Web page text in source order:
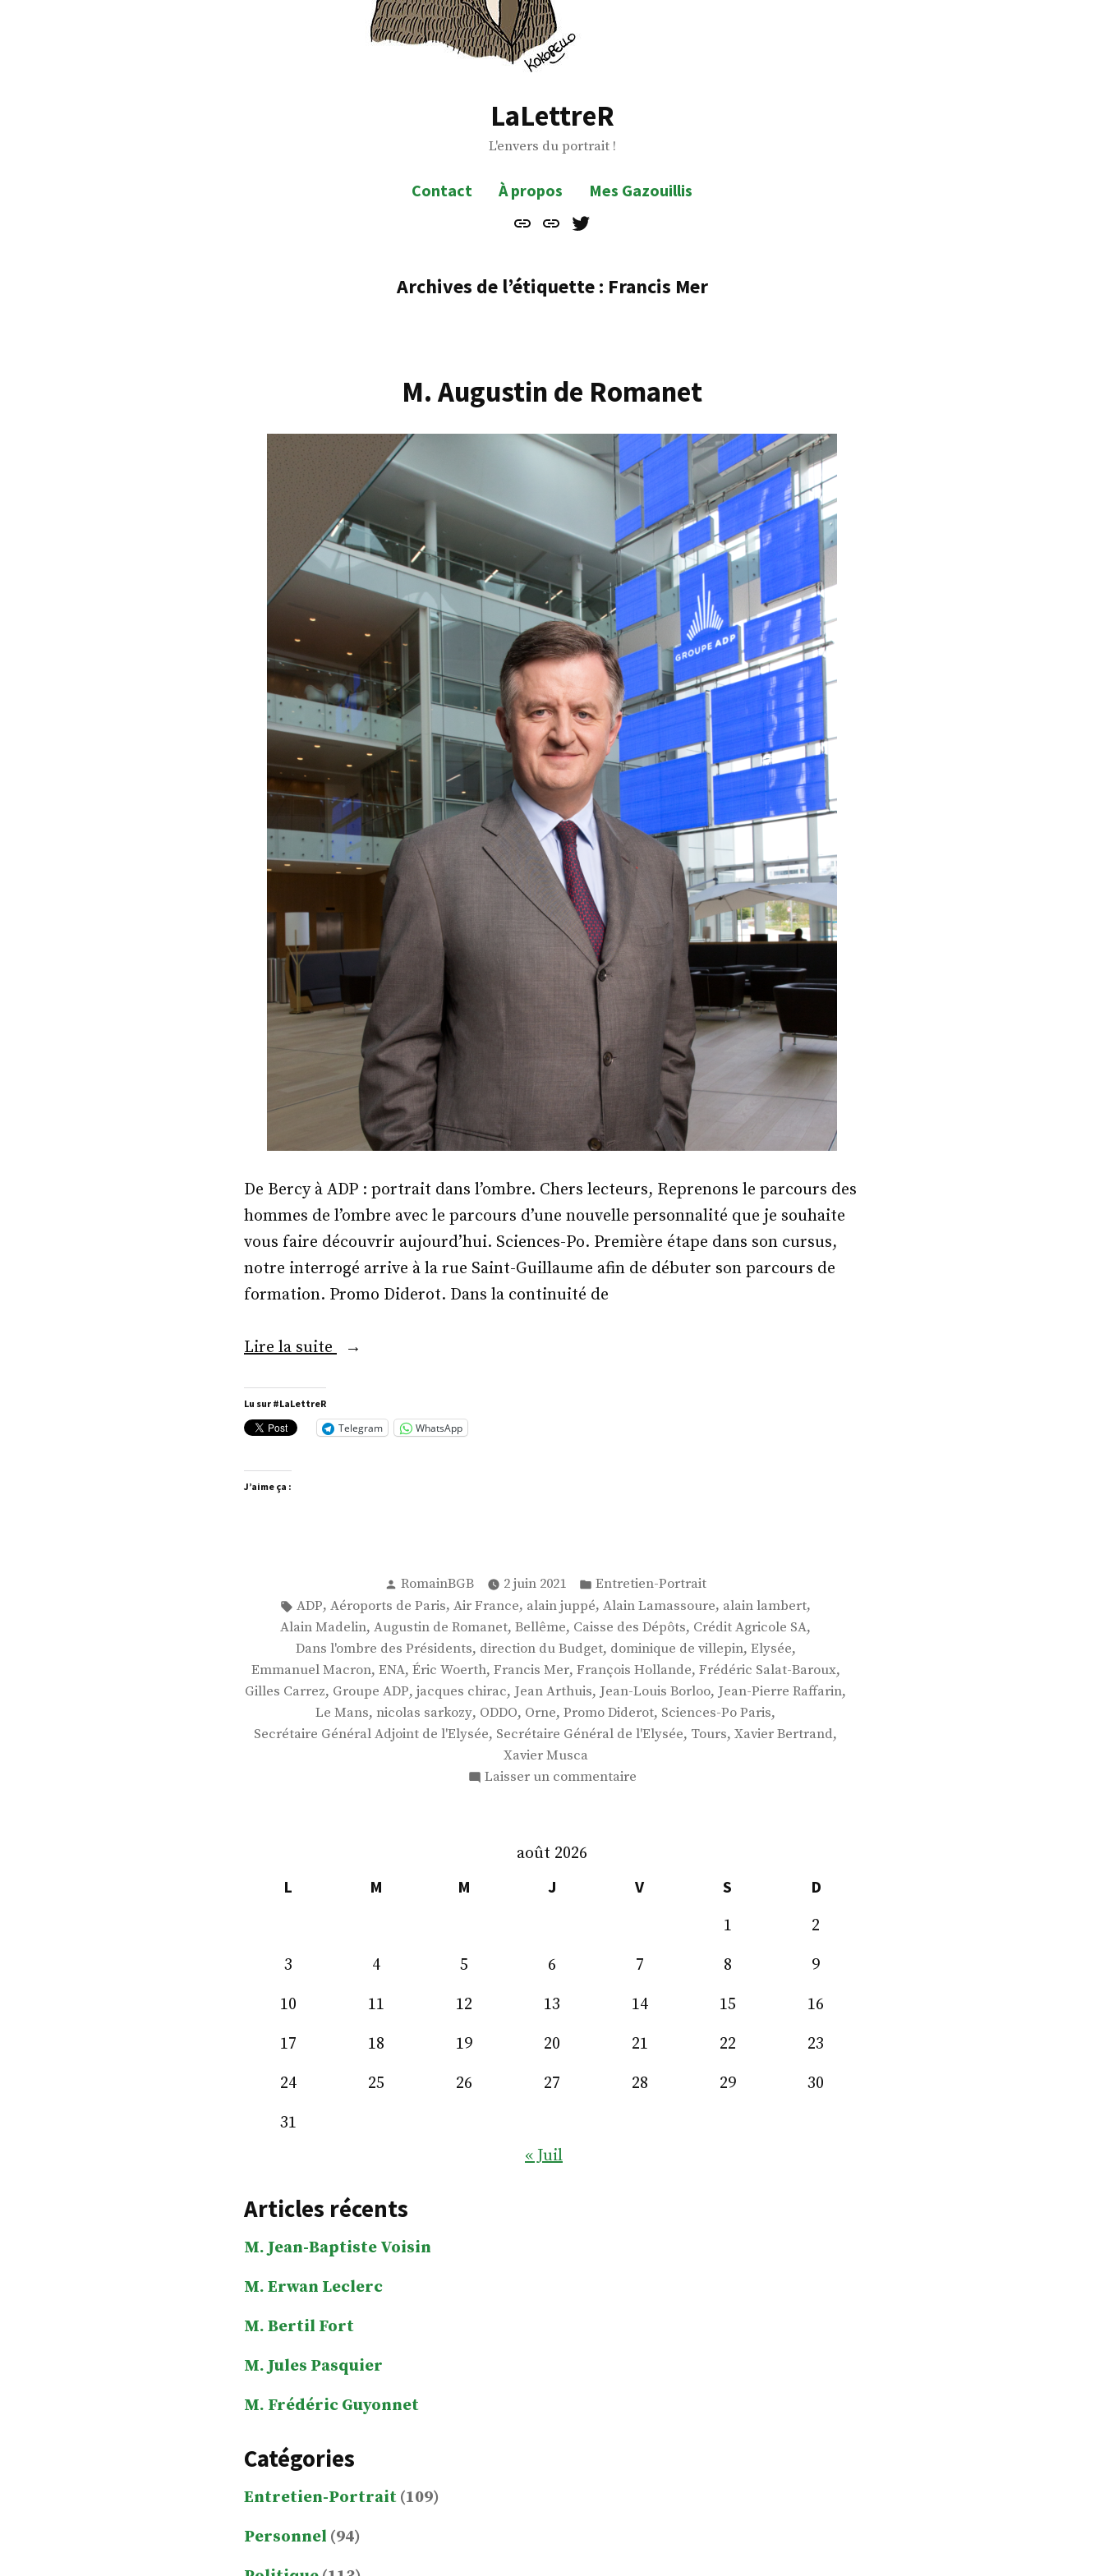
LaLettreR
L'envers du portrait !
Contact À propos
Mes Gazouillis
Contact
À
Mes
Archives de l’étiquette : Francis Mer
M. Augustin de Romanet
De Bercy à ADP : portrait dans l’ombre. Chers lecteurs, Reprenons le parcours des
hommes de l’ombre avec le parcours d’une nouvelle personnalité que je souhaite
vous faire découvrir aujourd’hui. Sciences-Po. Première étape dans son cursus,
notre interrogé arrive à la rue Saint-Guillaume afin de débuter son parcours de
formation. Promo Diderot. Dans la continuité de
Lire la suite « M.
Romanet »
Lu sur #LaLettreR
Telegram WhatsApp
J’aime ça :
Publié
par
RomainBGB 2 juin 2021
Publié
dans
Entretien-Portrait
Étiquettes :
ADP, Aéroports de Paris, Air France, alain juppé, Alain Lamassoure, alain lambert,
Alain Madelin, Augustin de Romanet, Bellême, Caisse des Dépôts, Crédit Agricole SA,
Dans l'ombre des Présidents, direction du Budget, dominique de villepin, Elysée,
Emmanuel Macron, ENA, Éric Woerth, Francis Mer, François Hollande, Frédéric Salat-Baroux,
Gilles Carrez, Groupe ADP, jacques chirac, Jean Arthuis, Jean-Louis Borloo, Jean-Pierre Raffarin,
Le Mans, nicolas sarkozy, ODDO, Orne, Promo Diderot, Sciences-Po Paris,
Secrétaire Général Adjoint de l'Elysée, Secrétaire Général de l'Elysée, Tours, Xavier Bertrand,
Xavier Musca
Laisser un commentairesur
août 2026
L
M M J V S
D
1
2
3
4 5 6 7 8
9
10
11 12 13 14 15
16
17
18 19 20 21 22
23
24
25 26 27 28 29
30
31
« Juil
Articles récents
M. Jean-Baptiste Voisin
M. Erwan Leclerc
M. Bertil Fort
M. Jules Pasquier
M. Frédéric Guyonnet
Catégories
Entretien-Portrait (109)
Personnel (94)